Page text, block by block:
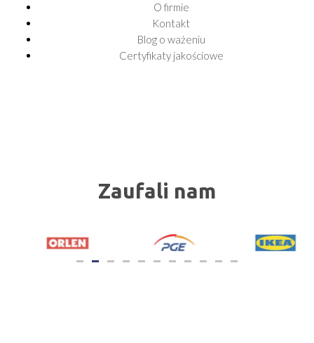
O firmie
Kontakt
Blog o ważeniu
Certyfikaty jakościowe
Zaufali nam